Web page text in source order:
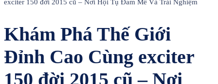
exciter 150 đời 2015 cũ – Nơi Hội Tụ Đam Mê Và Trải Nghiệm
Khám Phá Thế Giới
Đỉnh Cao Cùng exciter
150 đời 2015 cũ – Nơi